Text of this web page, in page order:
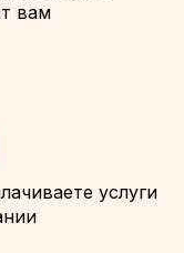
вам
услуги